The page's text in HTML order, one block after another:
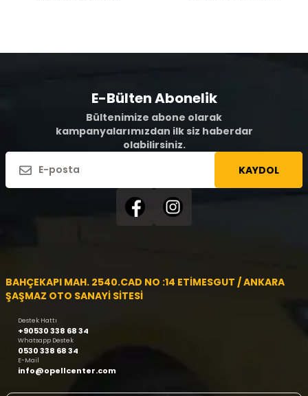
E-Bülten Abonelik
Bültenimize abone olarak
kampanyalarımızdan ilk siz haberdar
olabilirsiniz.
KAYDOL
BAHÇEKAPI MAH. 2540.CAD NO :14 ETİMESGUT / ANKARA
ŞAŞMAZ OTO SANAYİ SİTESİ
Destek Hattı
+90530 338 68 34
Whatsapp Destek
0530 338 68 34
E-Mail
info@opellcenter.com